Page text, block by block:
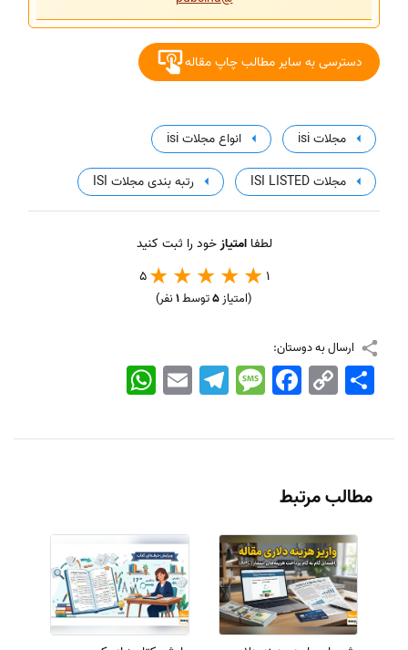
دسترسی به سایر مطالب چاپ مقاله
مجلات isi انواع مجلات isi
مجلات ISI LISTED رتبه بندی مجلات ISI
لطفاامتیازخود را ثبت کنید
1
5
(امتیاز5توسط1نفر)
ارسال به دوستان:
WhatsApp EmailTelegramMessageFacebook Copy
Link
اشتراک
مطالب مرتبط